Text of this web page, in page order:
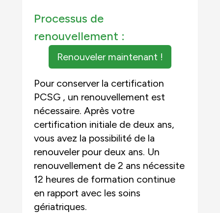
Processus de
renouvellement :
Renouveler maintenant !
Pour conserver la certification
PCSG , un renouvellement est
nécessaire. Après votre
certification initiale de deux ans,
vous avez la possibilité de la
renouveler pour deux ans. Un
renouvellement de 2 ans nécessite
12 heures de formation continue
en rapport avec les soins
gériatriques.